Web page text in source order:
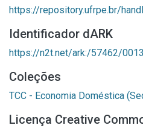
https://repository.ufrpe.br/
Identificador dARK
https://n2t.net/ark:/57462/
Coleções
TCC - Economia Doméstica
Licença Creative